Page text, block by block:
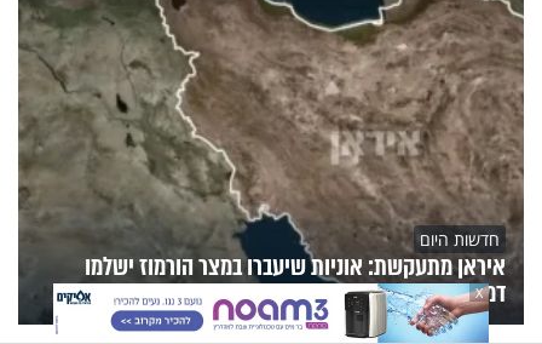
חדשות היום
איראן מתעקשת: אוניות שיעברו במצר הורמוז ישלמו
דמי מעבר
X